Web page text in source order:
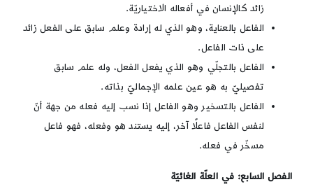
زائد كالإنسان في أفعاله الاختياريّة.
الفاعل بالعناية، وهو الذي له إرادة وعلم سابق على الفعل زائد
على ذات الفاعل.
الفاعل بالتجلّي وهو الذي يفعل الفعل، وله علم سابق
تفصيليّ به هو عين علمه الإجماليّ بذاته.
الفاعل بالتسخير وهو الفاعل إذا نسب إليه فعله من جهة أنّ
لنفس الفاعل فاعلًا آخر، إليه يستند هو وفعله، فهو فاعل
مسخّر في فعله.
الفصل السابع: في العلّة الغائيّة